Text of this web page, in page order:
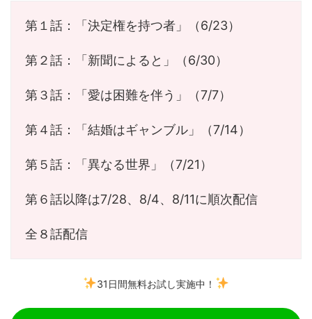
第１話：「決定権を持つ者」（6/23）
第２話：「新聞によると」（6/30）
第３話：「愛は困難を伴う」（7/7）
第４話：「結婚はギャンブル」（7/14）
第５話：「異なる世界」（7/21）
第６話以降は7/28、8/4、8/11に順次配信
全８話配信
31日間無料お試し実施中！